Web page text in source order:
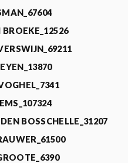
BOSSCHELLE_31207